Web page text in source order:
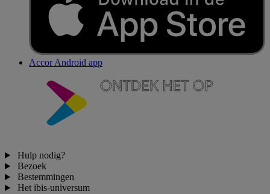
Accor Android app
Hulp nodig?
Bezoek
Bestemmingen
Het ibis-universum